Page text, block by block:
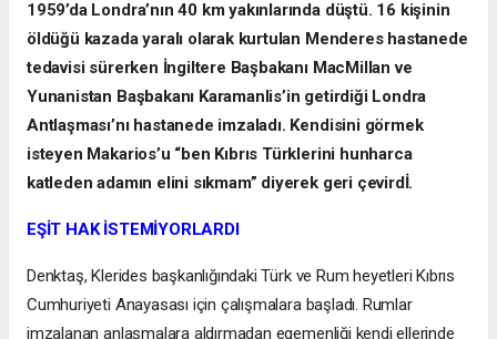
1959’da Londra’nın 40 km yakınlarında düştü. 16 kişinin
öldüğü kazada yaralı olarak kurtulan Menderes hastanede
tedavisi sürerken İngiltere Başbakanı MacMillan ve
Yunanistan Başbakanı Karamanlis’in getirdiği Londra
Antlaşması’nı hastanede imzaladı. Kendisini görmek
isteyen Makarios’u “ben Kıbrıs Türklerini hunharca
katleden adamın elini sıkmam” diyerek geri çevirdİ.
EŞİT HAK İSTEMİYORLARDI
Denktaş, Klerides başkanlığındaki Türk ve Rum heyetleri Kıbrıs
Cumhuriyeti Anayasası için çalışmalara başladı. Rumlar
imzalanan anlaşmalara aldırmadan egemenliği kendi ellerinde